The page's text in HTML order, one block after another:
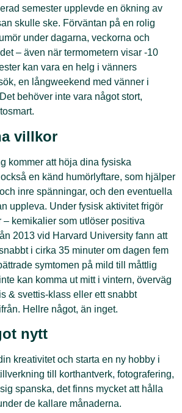
semester upplevde en ökning av
skulle ske. Förväntan på en rolig
under dagarna, veckorna och
– även när termometern visar -10
kan vara en helg i vänners
en långweekend med vänner i
behöver inte vara något stort,
villkor
kommer att höja dina fysiska
en känd humörlyftare, som hjälper
inre spänningar, och den eventuella
uppleva. Under fysisk aktivitet frigör
kemikalier som utlöser positiva
2013 vid Harvard University fann att
i cirka 35 minuter om dagen fem
symtomen på mild till måttlig
kan komma ut mitt i vintern, överväg
& svettis-klass eller ett snabbt
Hellre något, än inget.
nytt
kreativitet och starta en ny hobby i
till korthantverk, fotografering,
spanska, det finns mycket att hålla
de kallare månaderna.